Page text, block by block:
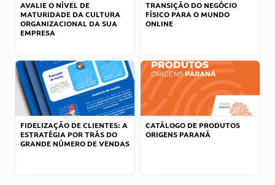
AVALIE O NÍVEL DE
MATURIDADE DA CULTURA
ORGANIZACIONAL DA SUA
EMPRESA
TRANSIÇÃO DO NEGÓCIO
FÍSICO PARA O MUNDO
ONLINE
FIDELIZAÇÃO DE CLIENTES: A
ESTRATÉGIA POR TRÁS DO
GRANDE NÚMERO DE VENDAS
CATÁLOGO DE PRODUTOS
ORIGENS PARANÁ